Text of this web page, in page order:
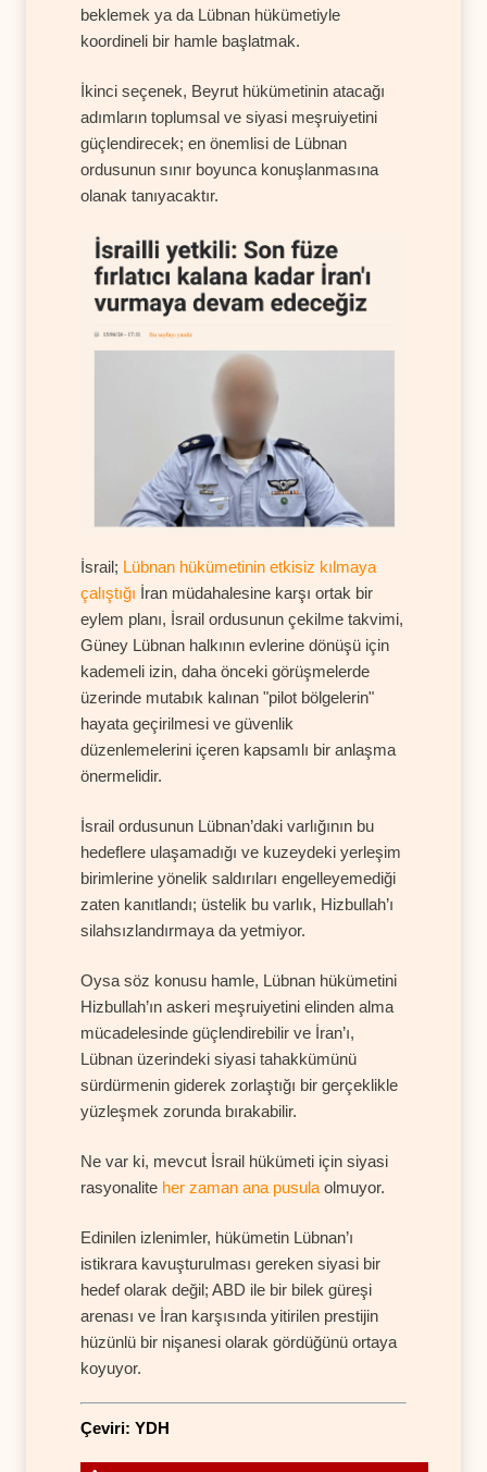
beklemek ya da Lübnan hükümetiyle
koordineli bir hamle başlatmak.
İkinci seçenek, Beyrut hükümetinin atacağı
adımların toplumsal ve siyasi meşruiyetini
güçlendirecek; en önemlisi de Lübnan
ordusunun sınır boyunca konuşlanmasına
olanak tanıyacaktır.
İsrail; Lübnan hükümetinin etkisiz kılmaya
çalıştığı İran müdahalesine karşı ortak bir
eylem planı, İsrail ordusunun çekilme takvimi,
Güney Lübnan halkının evlerine dönüşü için
kademeli izin, daha önceki görüşmelerde
üzerinde mutabık kalınan "pilot bölgelerin"
hayata geçirilmesi ve güvenlik
düzenlemelerini içeren kapsamlı bir anlaşma
önermelidir.
İsrail ordusunun Lübnan’daki varlığının bu
hedeflere ulaşamadığı ve kuzeydeki yerleşim
birimlerine yönelik saldırıları engelleyemediği
zaten kanıtlandı; üstelik bu varlık, Hizbullah’ı
silahsızlandırmaya da yetmiyor.
Oysa söz konusu hamle, Lübnan hükümetini
Hizbullah’ın askeri meşruiyetini elinden alma
mücadelesinde güçlendirebilir ve İran’ı,
Lübnan üzerindeki siyasi tahakkümünü
sürdürmenin giderek zorlaştığı bir gerçeklikle
yüzleşmek zorunda bırakabilir.
Ne var ki, mevcut İsrail hükümeti için siyasi
rasyonalite her zaman ana pusula olmuyor.
Edinilen izlenimler, hükümetin Lübnan’ı
istikrara kavuşturulması gereken siyasi bir
hedef olarak değil; ABD ile bir bilek güreşi
arenası ve İran karşısında yitirilen prestijin
hüzünlü bir nişanesi olarak gördüğünü ortaya
koyuyor.
Çeviri: YDH